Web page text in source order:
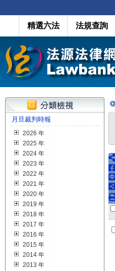
精選六法 法規查詢
月旦裁判時報
2026 年
2025 年
2024 年
2023 年
2022 年
2021 年
2020 年
2019 年
2018 年
2017 年
2016 年
2015 年
2014 年
2013 年